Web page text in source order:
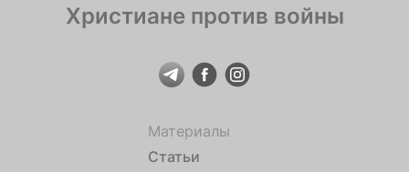
Христиане против войны
Материалы
Статьи